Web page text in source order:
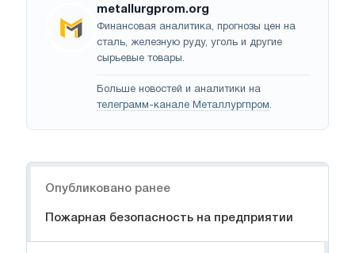
metallurgprom.org
Финансовая аналитика, прогнозы цен на
сталь, железную руду, уголь и другие
сырьевые товары.
Больше новостей и аналитики на
телеграмм-канале Металлургпром.
Опубликовано ранее
Пожарная безопасность на предприятии